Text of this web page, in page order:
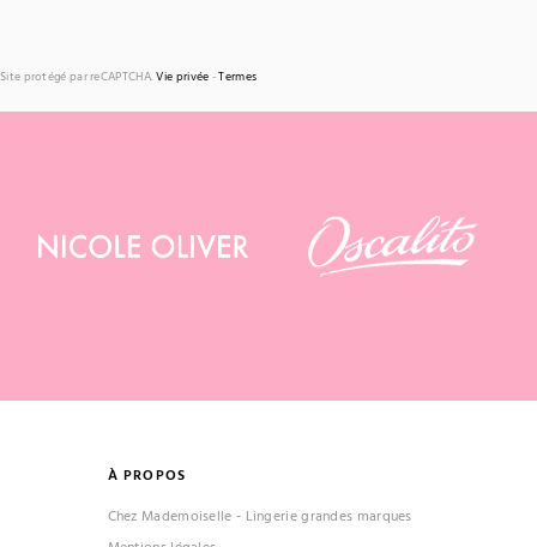
Site protégé par reCAPTCHA.Vie privée -Termes
À PROPOS
Chez Mademoiselle - Lingerie grandes marques